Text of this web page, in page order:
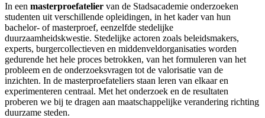
In een masterproefatelier van de Stadsacademie onderzoeken
studenten uit verschillende opleidingen, in het kader van hun
bachelor- of masterproef, eenzelfde stedelijke
duurzaamheidskwestie. Stedelijke actoren zoals beleidsmakers,
experts, burgercollectieven en middenveldorganisaties worden
gedurende het hele proces betrokken, van het formuleren van het
probleem en de onderzoeksvragen tot de valorisatie van de
inzichten. In de masterproefateliers staan leren van elkaar en
experimenteren centraal. Met het onderzoek en de resultaten
proberen we bij te dragen aan maatschappelijke verandering richting
duurzame steden.